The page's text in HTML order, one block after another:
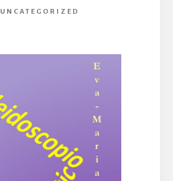
UNCATEGORIZED